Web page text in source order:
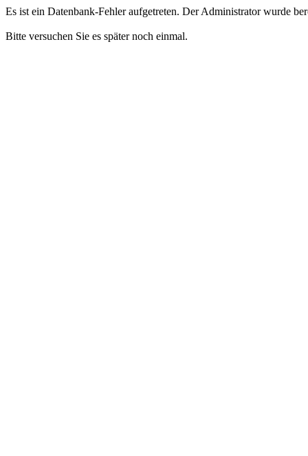
Es ist ein Datenbank-Fehler aufgetreten. Der Administrator wurde
Bitte versuchen Sie es später noch einmal.